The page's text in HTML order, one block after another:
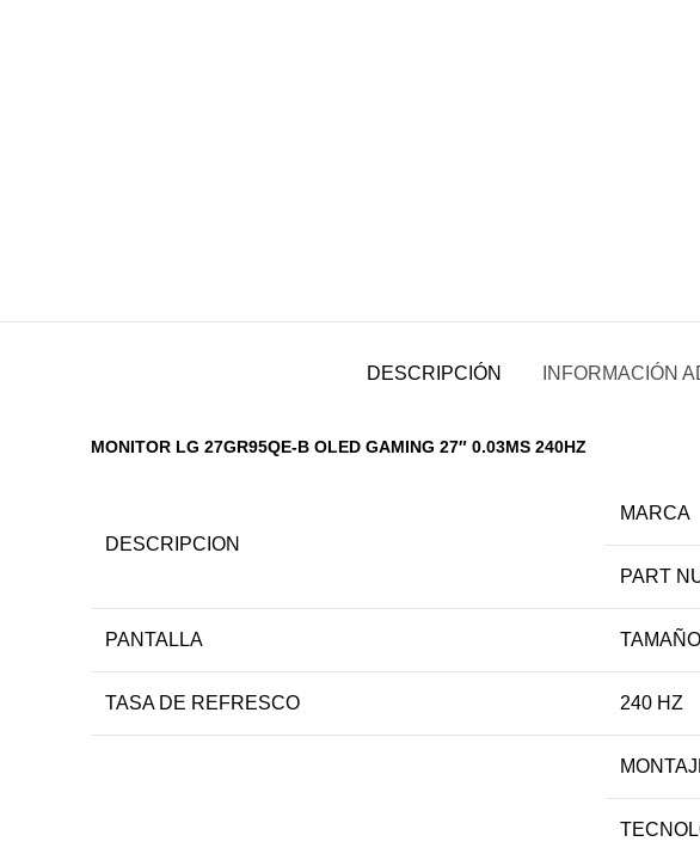
DESCRIPCIÓN INFORMACIÓN
MONITOR LG 27GR95QE-B OLED GAMING 27″ 0.03MS 240HZ
DESCRIPCION
MARCA
PART
PANTALLA TAMAÑO
TASA DE REFRESCO 240 HZ